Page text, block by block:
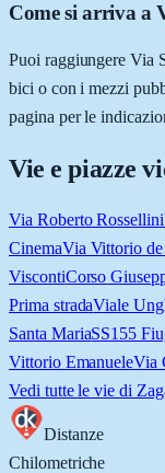
Come si arriva a
Puoi raggiungere Via
bici o con i mezzi
pagina per le
Vie e piazze
Via Roberto Rossellini
CinemaVia Vittorio de
ViscontiCorso
Prima stradaViale
Santa MariaSS155
Vittorio EmanueleVia
Vedi tutte le vie di
Distanze
Chilometriche